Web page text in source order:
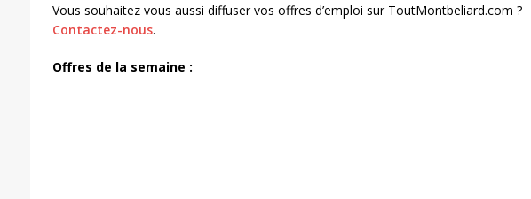
Vous souhaitez vous aussi diffuser vos offres d’emploi sur ToutMontbeliard.com ?
Contactez-nous.
Offres de la semaine :